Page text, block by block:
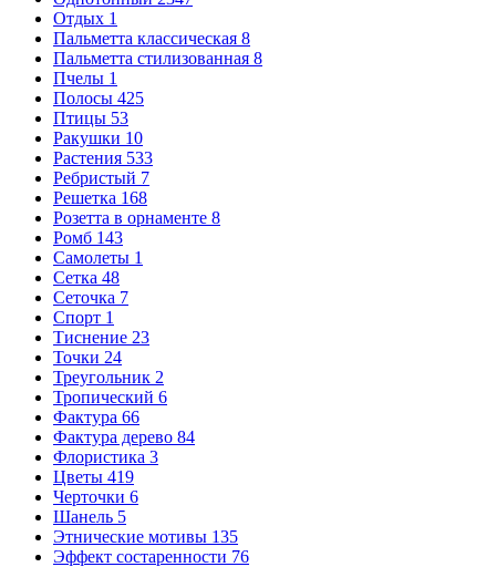
Отдых 1
Пальметта классическая 8
Пальметта стилизованная 8
Пчелы 1
Полосы 425
Птицы 53
Ракушки 10
Растения 533
Ребристый 7
Решетка 168
Розетта в орнаменте 8
Ромб 143
Самолеты 1
Сетка 48
Сеточка 7
Спорт 1
Тиснение 23
Точки 24
Треугольник 2
Тропический 6
Фактура 66
Фактура дерево 84
Флористика 3
Цветы 419
Черточки 6
Шанель 5
Этнические мотивы 135
Эффект состаренности 76